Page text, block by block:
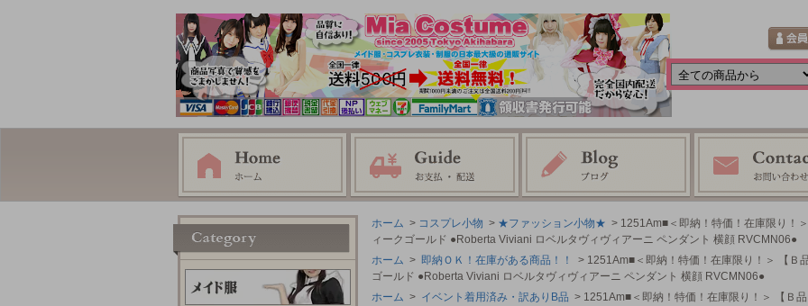
ホーム > コスプレ小物 > ★ファッション小物★ > 1251Am■＜即納！特価！在庫限り！
ィークゴールド ●Roberta Viviani ロベルタヴィヴィアーニ ペンダント 横顔 RVCMN06●
ホーム > 即納ＯＫ！在庫がある商品！！
> 1251Am■＜即納！特価！在庫限り！＞ 【Ｂ
ゴールド ●Roberta Viviani ロベルタヴィヴィアーニ ペンダント 横顔 RVCMN06●
ホーム > イベント着用済み・訳ありB品 > 1251Am■＜即納！特価！在庫限り！＞ 【Ｂ